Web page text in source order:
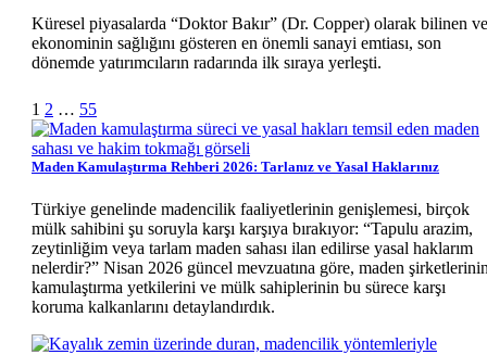
Küresel piyasalarda “Doktor Bakır” (Dr. Copper) olarak bilinen ve
ekonominin sağlığını gösteren en önemli sanayi emtiası, son
dönemde yatırımcıların radarında ilk sıraya yerleşti.
1 2 … 55Sonraki
Maden Kamulaştırma Rehberi 2026: Tarlanız ve Yasal Haklarınız
Türkiye genelinde madencilik faaliyetlerinin genişlemesi, birçok
mülk sahibini şu soruyla karşı karşıya bırakıyor: “Tapulu arazim,
zeytinliğim veya tarlam maden sahası ilan edilirse yasal haklarım
nelerdir?” Nisan 2026 güncel mevzuatına göre, maden
kamulaştırma yetkilerini ve mülk sahiplerinin bu sürece karşı
koruma kalkanlarını detaylandırdık.